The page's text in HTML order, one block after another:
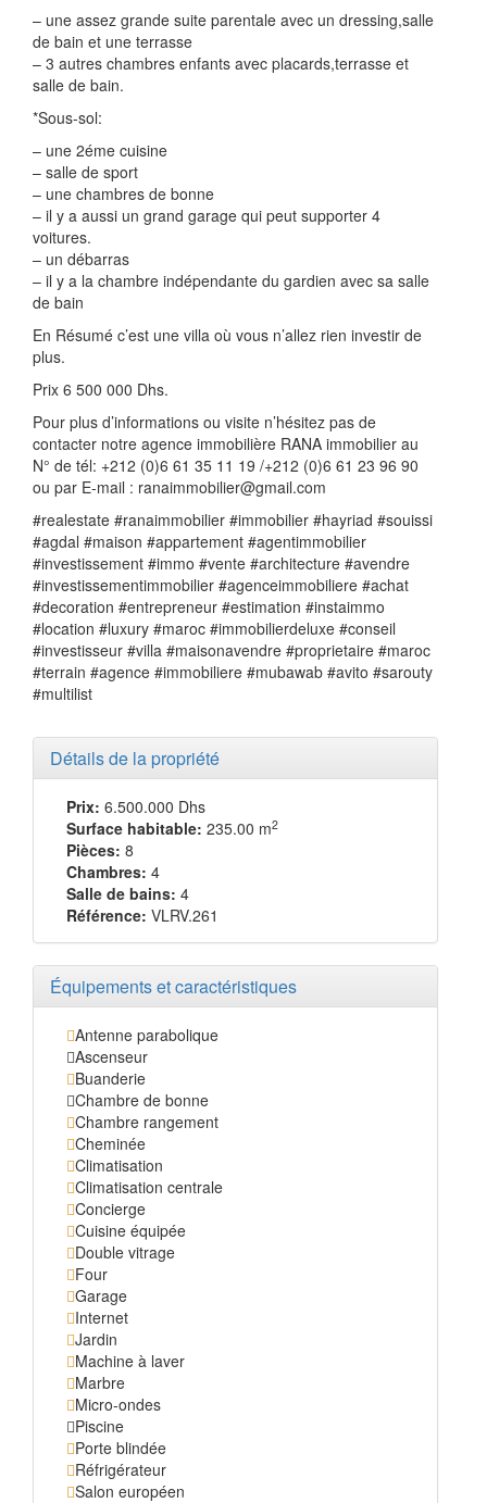
– une assez grande suite parentale avec un dressing,salle
de bain et une terrasse
– 3 autres chambres enfants avec placards,terrasse et
salle de bain.
*Sous-sol:
– une 2éme cuisine
– salle de sport
– une chambres de bonne
– il y a aussi un grand garage qui peut supporter 4
voitures.
– un débarras
– il y a la chambre indépendante du gardien avec sa salle
de bain
En Résumé c’est une villa où vous n’allez rien investir de
plus.
Prix 6 500 000 Dhs.
Pour plus d’informations ou visite n’hésitez pas de
contacter notre agence immobilière RANA immobilier au
N° de tél: +212 (0)6 61 35 11 19 /+212 (0)6 61 23 96 90
ou par E-mail : ranaimmobilier@gmail.com
#realestate #ranaimmobilier #immobilier #hayriad #souissi
#agdal #maison #appartement #agentimmobilier
#investissement #immo #vente #architecture #avendre
#investissementimmobilier #agenceimmobiliere #achat
#decoration #entrepreneur #estimation #instaimmo
#location #luxury #maroc #immobilierdeluxe #conseil
#investisseur #villa #maisonavendre #proprietaire #maroc
#terrain #agence #immobiliere #mubawab #avito #sarouty
#multilist
Détails de la propriété
Prix: 6.500.000 Dhs
Surface habitable: 235.00 m2
Pièces: 8
Chambres: 4
Salle de bains: 4
Référence: VLRV.261
Équipements et caractéristiques
Antenne parabolique
Ascenseur
Buanderie
Chambre de bonne
Chambre rangement
Cheminée
Climatisation
Climatisation centrale
Concierge
Cuisine équipée
Double vitrage
Four
Garage
Internet
Jardin
Machine à laver
Marbre
Micro-ondes
Piscine
Porte blindée
Réfrigérateur
Salon européen